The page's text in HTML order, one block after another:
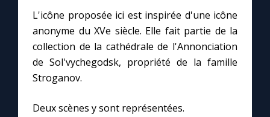
Marie qui défait les nœuds
Me consacrer à Jésus par Marie
Mes intentions de prière
L'icône proposée ici est inspirée d'une icône
anonyme du XVe siècle. Elle fait partie de la
collection de la cathédrale de l'Annonciation
de Sol'vychegodsk, propriété de la famille
Stroganov.
Deux scènes y sont représentées.